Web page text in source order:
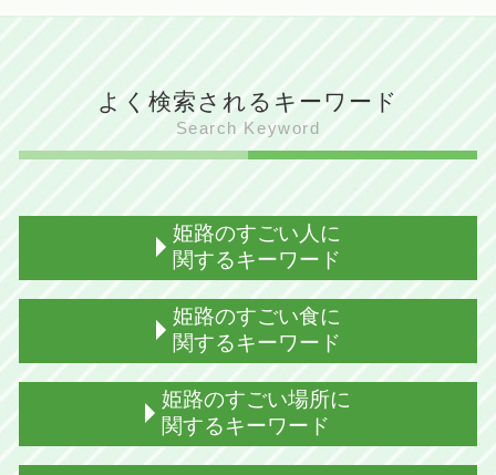
よく検索されるキーワード
Search Keyword
姫路のすごい人に
関するキーワード
おちょやん 姫路出身
ドラフト 姫路出身
ボクシング 姫路出身
姫路出身 演歌歌手
姫路出身 芸能人 男性
姫路出身 モデル
姫路のすごい食に
関するキーワード
姫路 御座候とは 意味
姫路 ぐじゃ焼き 地図
姫路 食事 名物
姫路のすごい場所に
関するキーワード